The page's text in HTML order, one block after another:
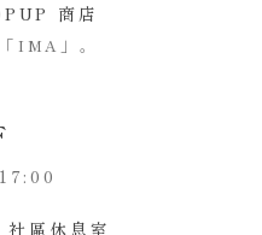
商店
IMA」。
區休息室